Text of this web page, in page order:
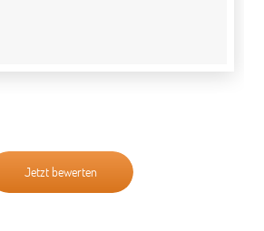
Jetzt bewerten